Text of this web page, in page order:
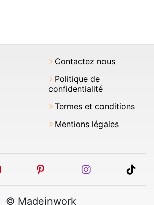
Contactez nous
Politique de
confidentialité
Termes et conditions
Mentions légales
youtube pinterest instagram
© Madeinwork